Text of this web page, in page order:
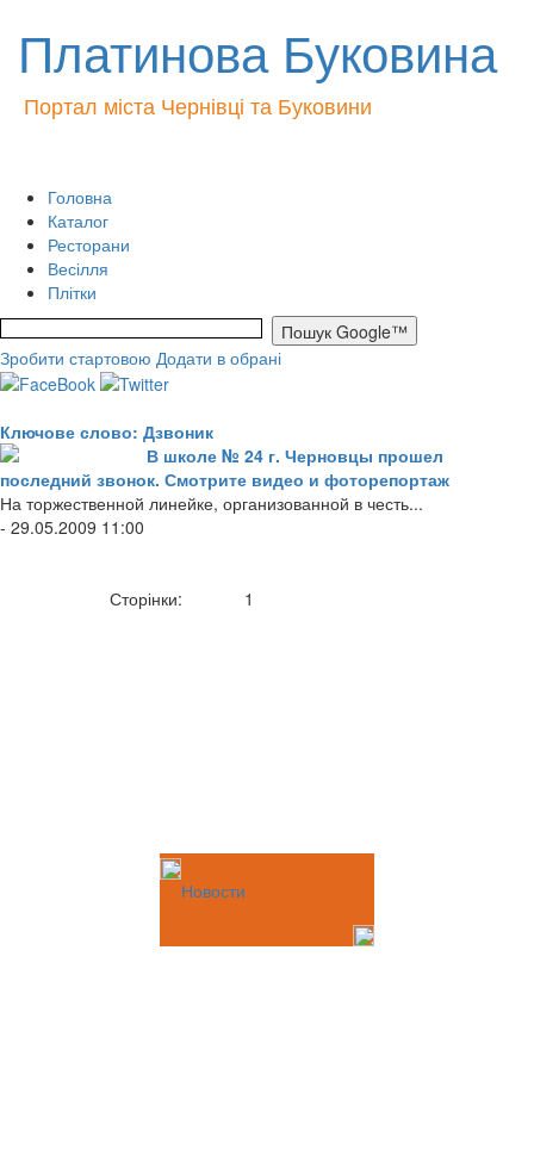
Платинова Буковина
Портал міста Чернівці та Буковини
Головна
Каталог
Ресторани
Весілля
Плітки
Зробити стартовою Додати в обрані
Ключове слово: Дзвоник
В школе № 24 г. Черновцы прошел
последний звонок. Смотрите видео и фоторепортаж
На торжественной линейке, организованной в честь...
- 29.05.2009 11:00
Сторінки: 1
Новости